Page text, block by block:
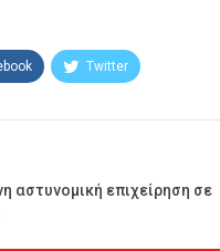
Twitter
αστυνομική επιχείρηση σε